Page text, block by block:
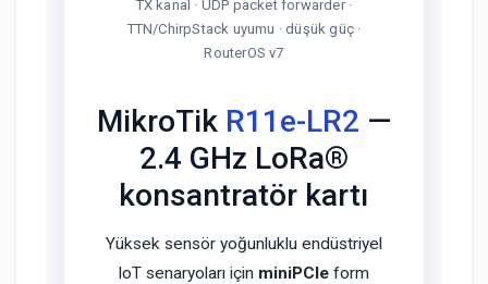
TX kanal · UDP packet forwarder ·
TTN/ChirpStack uyumu · düşük güç ·
RouterOS v7
MikroTik R11e-LR2 —
2.4 GHz LoRa®
konsantratör kartı
Yüksek sensör yoğunluklu endüstriyel
IoT senaryoları için miniPCIe form